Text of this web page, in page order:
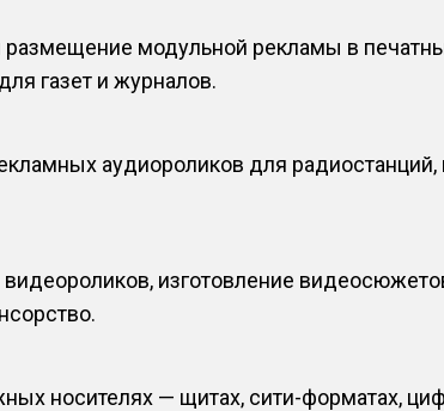
размещение модульной рекламы в
газет и журналов.
аудиороликов для радиостанций,
изготовление
носителях — щитах, сити-форматах,